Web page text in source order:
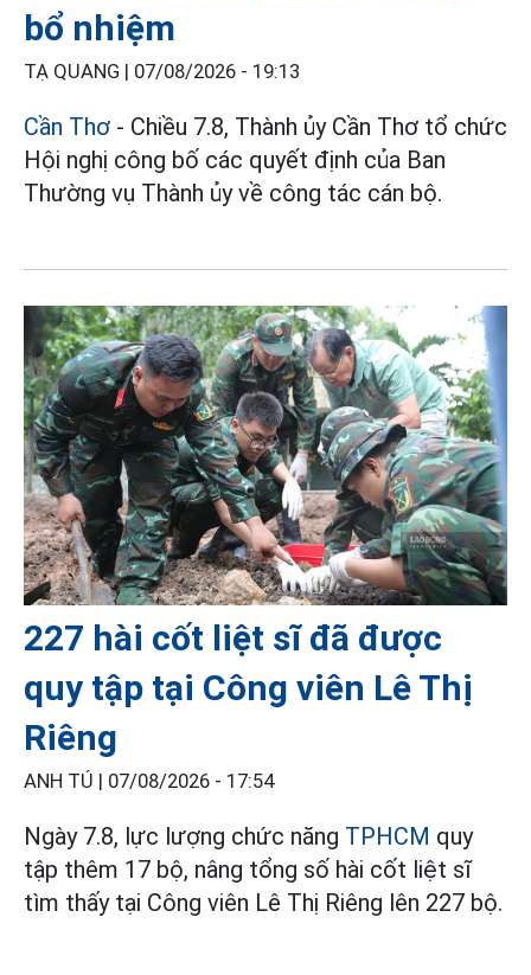
bổ nhiệm
TẠ QUANG | 07/08/2026 - 19:13
Cần Thơ - Chiều 7.8, Thành ủy Cần Thơ tổ chức
Hội nghị công bố các quyết định của Ban
Thường vụ Thành ủy về công tác cán bộ.
227 hài cốt liệt sĩ đã được
quy tập tại Công viên Lê Thị
Riêng
ANH TÚ | 07/08/2026 - 17:54
Ngày 7.8, lực lượng chức năng TPHCM quy
tập thêm 17 bộ, nâng tổng số hài cốt liệt sĩ
tìm thấy tại Công viên Lê Thị Riêng lên 227 bộ.